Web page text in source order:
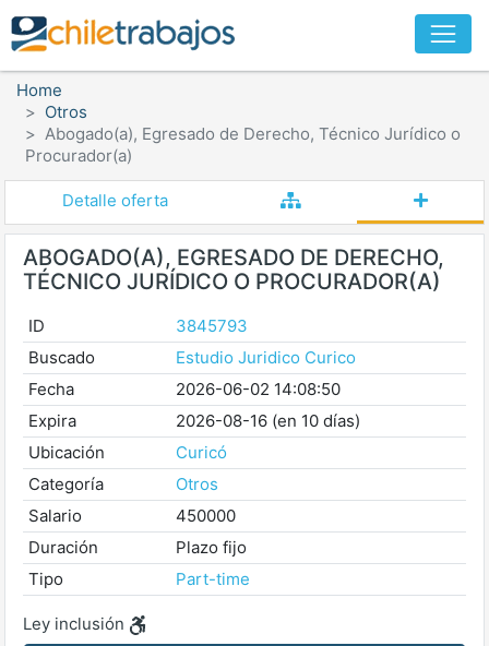
Home
Otros
Abogado(a), Egresado de Derecho, Técnico Jurídico o
Procurador(a)
Detalle oferta
ABOGADO(A), EGRESADO DE DERECHO,
TÉCNICO JURÍDICO O PROCURADOR(A)
ID
3845793
Buscado
Estudio Juridico Curico
Fecha
2026-06-02 14:08:50
Expira
2026-08-16 (en 10 días)
Ubicación
Curicó
Categoría
Otros
Salario
450000
Duración
Plazo fijo
Tipo
Part-time
Ley inclusión